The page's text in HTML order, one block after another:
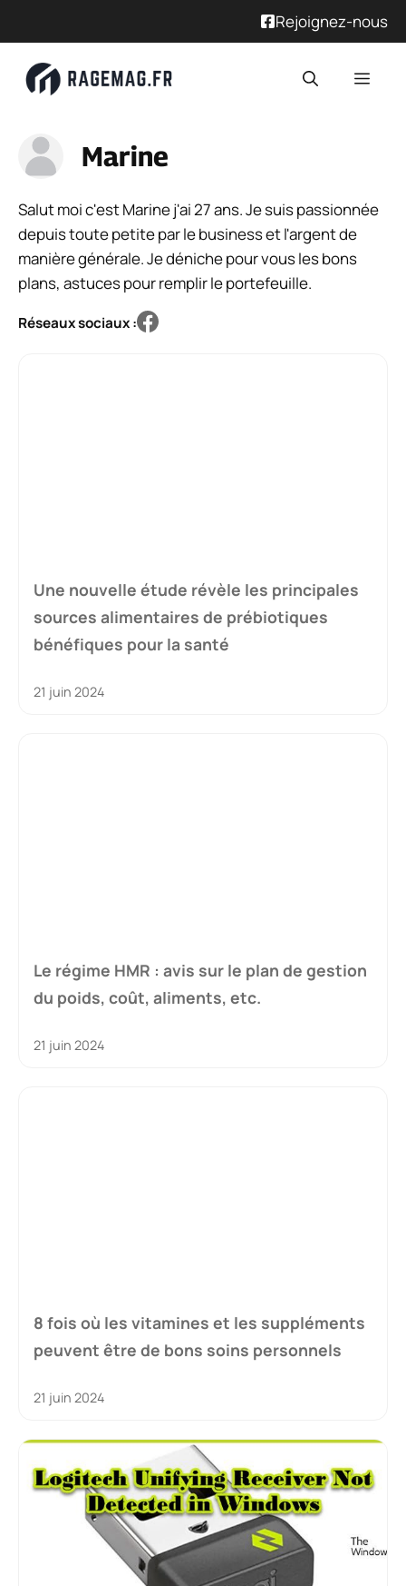
Rejoignez-nous
Marine
Salut moi c'est Marine j'ai 27 ans. Je suis passionnée
depuis toute petite par le business et l'argent de
manière générale. Je déniche pour vous les bons
plans, astuces pour remplir le portefeuille.
Réseaux sociaux :
Une nouvelle étude révèle les principales
sources alimentaires de prébiotiques
bénéfiques pour la santé
21 juin 2024
Le régime HMR : avis sur le plan de gestion
du poids, coût, aliments, etc.
21 juin 2024
8 fois où les vitamines et les suppléments
peuvent être de bons soins personnels
21 juin 2024